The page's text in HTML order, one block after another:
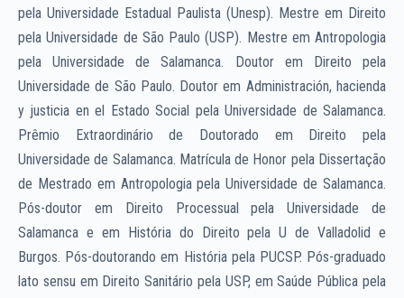
pela Universidade Estadual Paulista (Unesp). Mestre em Direito
pela Universidade de São Paulo (USP). Mestre em Antropologia
pela Universidade de Salamanca. Doutor em Direito pela
Universidade de São Paulo. Doutor em Administración, hacienda
y justicia en el Estado Social pela Universidade de Salamanca.
Prêmio Extraordinário de Doutorado em Direito pela
Universidade de Salamanca. Matrícula de Honor pela Dissertação
de Mestrado em Antropologia pela Universidade de Salamanca.
Pós-doutor em Direito Processual pela Universidade de
Salamanca e em História do Direito pela U de Valladolid e
Burgos. Pós-doutorando em História pela PUCSP. Pós-graduado
lato sensu em Direito Sanitário pela USP, em Saúde Pública pela